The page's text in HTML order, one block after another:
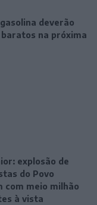
deverão
na próxima
explosão de
do Povo
com meio milhão
à vista